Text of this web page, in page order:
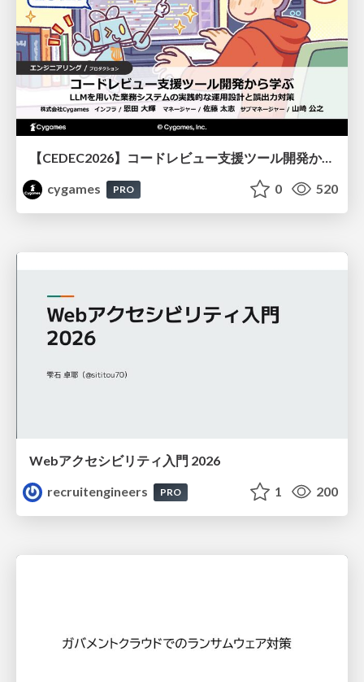
【CEDEC2026】コードレビュー支援ツール開発から学ぶ：LLMを用いた業務システムの実践的な運用設計と誤出力対策
cygames
PRO 0 520
Webアクセシビリティ入門 2026
recruitengineers
PRO 1 200